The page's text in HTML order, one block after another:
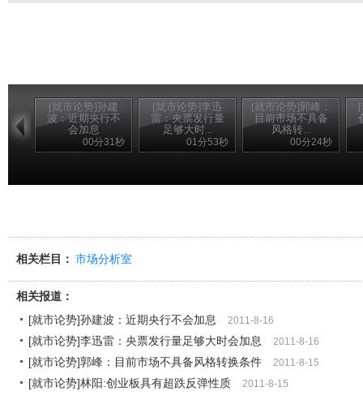
[就市论势]孙建
波：近期央行不
会加息
00分31秒
[就市论势]李迅
雷：央票发行量
足够大时...
01分53秒
[就市论势]郭峰：
目前市场不具备
风格转...
00分24秒
相关栏目： 市场分析室
相关报道：
[就市论势]孙建波：近期央行不会加息
2011-8-16
[就市论势]李迅雷：央票发行量足够大时会加息 2011-8-16
[就市论势]郭峰：目前市场不具备风格转换条件 2011-8-15
[就市论势]林阳:创业板具有超跌反弹性质 2011-8-15